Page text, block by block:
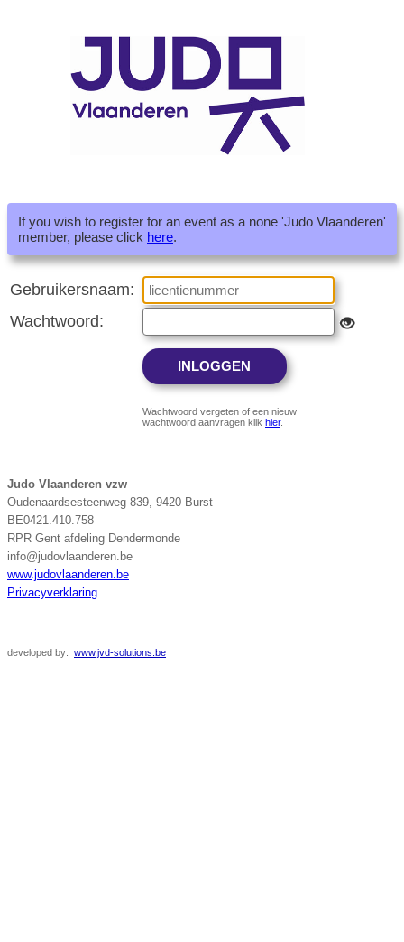
If you wish to register for an event as a none 'Judo Vlaanderen'
member, please click here.
Gebruikersnaam:
Wachtwoord:
Wachtwoord vergeten of een nieuw
wachtwoord aanvragen klik hier.
Judo Vlaanderen vzw
Oudenaardsesteenweg 839, 9420 Burst
BE0421.410.758
RPR Gent afdeling Dendermonde
info@judovlaanderen.be
www.judovlaanderen.be
Privacyverklaring
developed by: www.jvd-solutions.be